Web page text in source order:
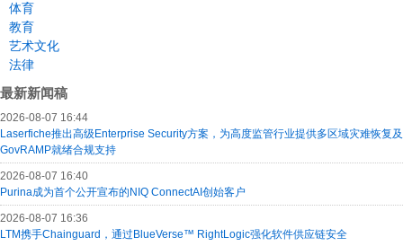
体育
教育
艺术文化
法律
最新新闻稿
2026-08-07 16:44
Laserfiche推出高级Enterprise Security方案，为高度监管行业提供多区域灾难恢复及
GovRAMP就绪合规支持
2026-08-07 16:40
Purina成为首个公开宣布的NIQ ConnectAI创始客户
2026-08-07 16:36
LTM携手Chainguard，通过BlueVerse™ RightLogic强化软件供应链安全